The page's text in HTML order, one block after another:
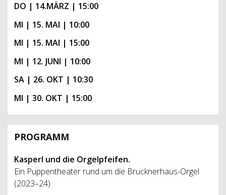
DO | 14.MÄRZ | 15:00
MI | 15. MAI | 10:00
MI | 15. MAI | 15:00
MI | 12. JUNI | 10:00
SA | 26. OKT | 10:30
MI | 30. OKT | 15:00
PROGRAMM
Kasperl und die Orgelpfeifen.
Ein Puppentheater rund um die Brucknerhaus-Orgel
(2023–24)